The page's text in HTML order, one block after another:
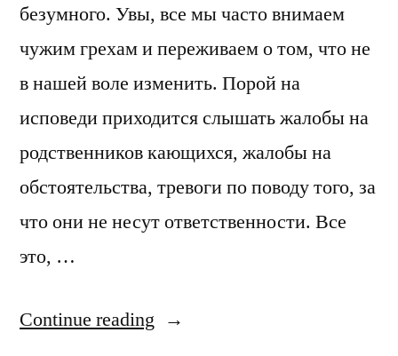
безумного. Увы, все мы часто внимаем
чужим грехам и переживаем о том, что не
в нашей воле изменить. Порой на
исповеди приходится слышать жалобы на
родственников кающихся, жалобы на
обстоятельства, тревоги по поводу того, за
что они не несут ответственности. Все
это, …
Continue reading “О